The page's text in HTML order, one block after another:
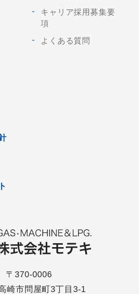
キャリア採用募集要
項
よくある質問
〒370-0006
崎市問屋町3丁目3-1